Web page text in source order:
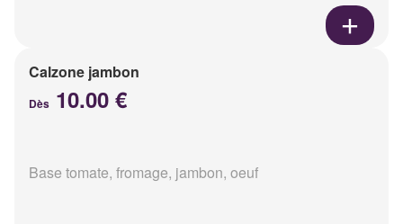
Calzone jambon
Dès 10.00 €
Base tomate, fromage, jambon, oeuf